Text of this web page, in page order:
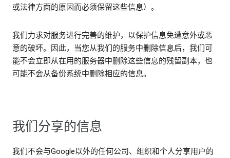
或法律方面的原因而必须保留这些信息）。
我们力求对服务进行完善的维护，以保护信息免遭意外或恶
意的破坏。因此，当您从我们的服务中删除信息后，我们可
能不会立即从在用的服务器中删除这些信息的残留副本，也
可能不会从备份系统中删除相应的信息。
我们分享的信息
我们不会与Google以外的任何公司、组织和个人分享用户的